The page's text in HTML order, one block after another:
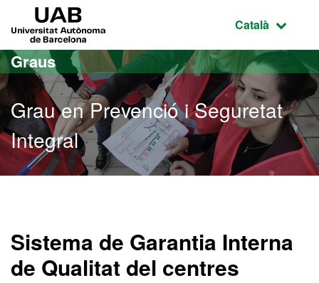
Ves al contingut principal
Ves a la navegació de la pàgina
Idioma
Català
Graus
Grau en Prevenció i Seguretat
Integral
Sistema de Garantia Interna
de Qualitat del centres